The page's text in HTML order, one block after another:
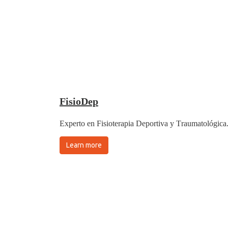
FisioDep
Experto en Fisioterapia Deportiva y Traumatológica.
Learn more